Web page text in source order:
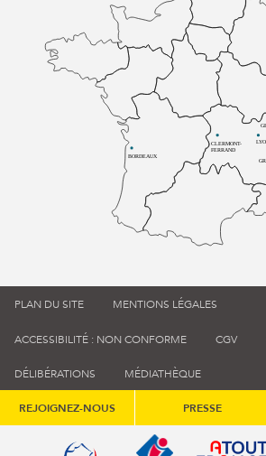
BORDEAUX
CLERMONT-
FERRAND
PLAN DU SITE MENTIONS LÉGALES
ACCESSIBILITÉ : NON CONFORME CGV
DÉLIBÉRATIONS MÉDIATHÈQUE
REJOIGNEZ-NOUS PRESSE
Qualité tourisme (s'ouvre dans
Office deAtout